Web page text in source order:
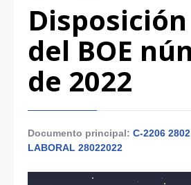
Disposición
del BOE
de 2022
Documento principal: C-2206
LABORAL 28022022